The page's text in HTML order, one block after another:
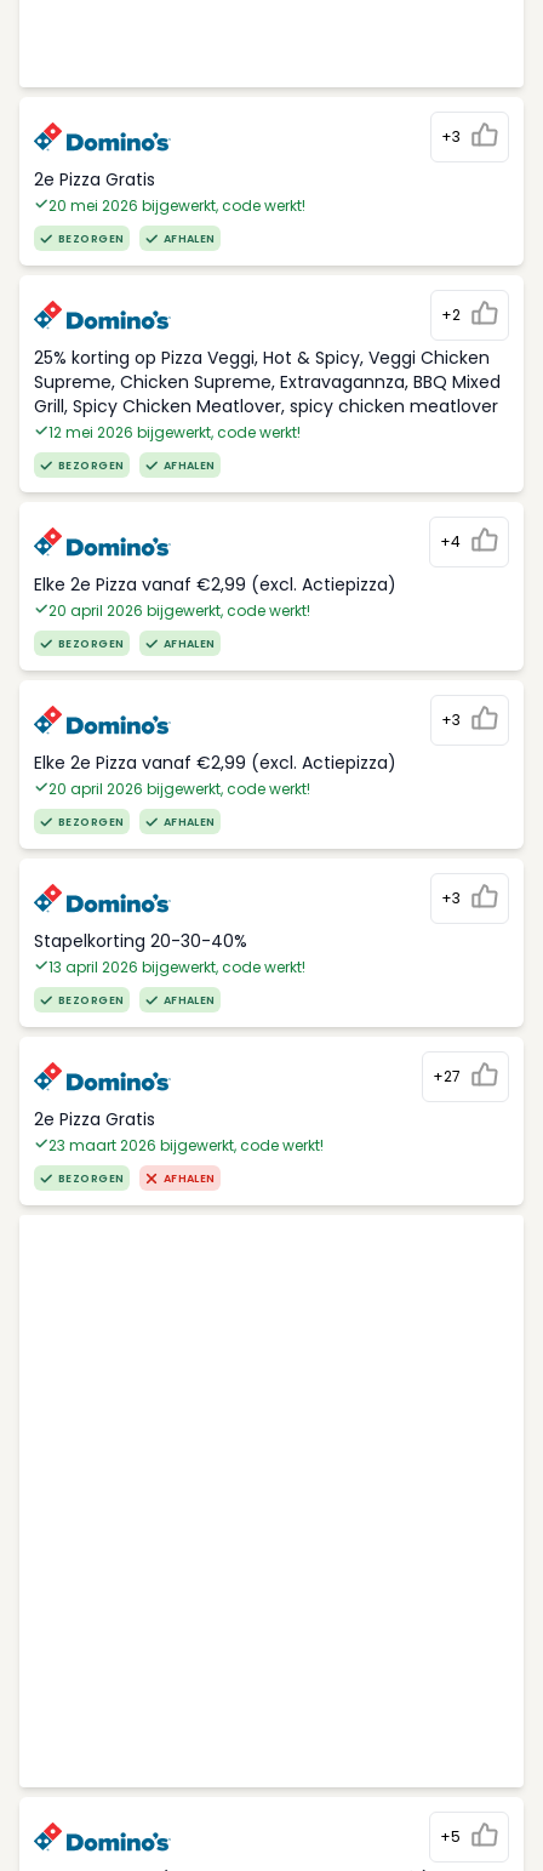
+3
2e Pizza Gratis
20 mei 2026 bijgewerkt, code werkt!
BEZORGEN AFHALEN
+2
25% korting op Pizza Veggi, Hot & Spicy, Veggi Chicken
Supreme, Chicken Supreme, Extravagannza, BBQ Mixed
Grill, Spicy Chicken Meatlover, spicy chicken meatlover
12 mei 2026 bijgewerkt, code werkt!
BEZORGEN AFHALEN
+4
Elke 2e Pizza vanaf €2,99 (excl. Actiepizza)
20 april 2026 bijgewerkt, code werkt!
BEZORGEN AFHALEN
+3
Elke 2e Pizza vanaf €2,99 (excl. Actiepizza)
20 april 2026 bijgewerkt, code werkt!
BEZORGEN AFHALEN
+3
Stapelkorting 20-30-40%
13 april 2026 bijgewerkt, code werkt!
BEZORGEN AFHALEN
+27
2e Pizza Gratis
23 maart 2026 bijgewerkt, code werkt!
BEZORGEN AFHALEN
+5